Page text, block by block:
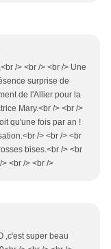
/> <br /> <br /> Une
surprise de
de l'Allier pour la
Mary.<br /> <br />
qu'une fois par an !
/> <br /> <br
bises.<br /> <br
<br /> <br />
,c'est super beau